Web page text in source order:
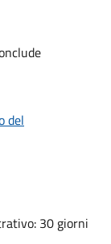
del
30 giorni